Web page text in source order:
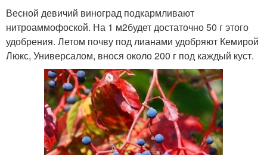
Весной девичий виноград подкармливают
нитроаммофоской. На 1 м2будет достаточно 50 г этого
удобрения. Летом почву под лианами удобряют Кемирой
Люкс, Универсалом, внося около 200 г под каждый куст.